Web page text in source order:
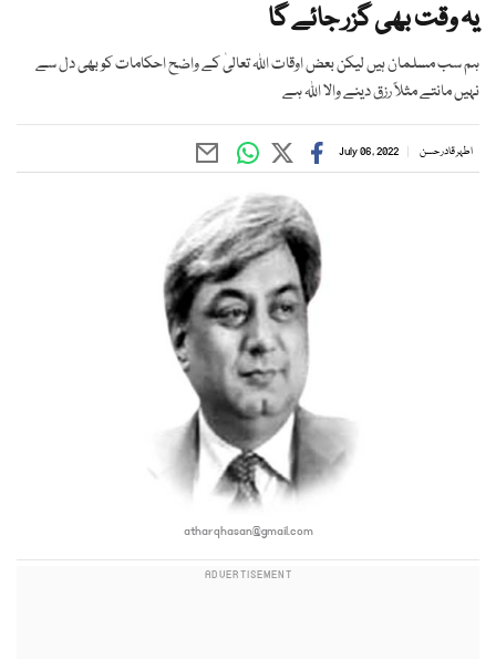
یہ وقت بھی گزر جائے گا
ہم سب مسلمان ہیں لیکن بعض اوقات اللہ تعالیٰ کے واضح احکامات کو بھی دل سے
نہیں مانتے مثلاً رزق دینے والا اﷲ ہے
اطہر قادر حسن July 06, 2022
atharqhasan@gmail.com